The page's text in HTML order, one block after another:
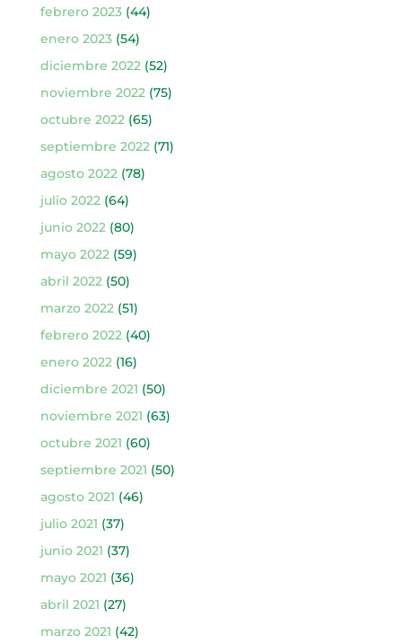
febrero 2023(44)
enero 2023(54)
diciembre 2022(52)
noviembre 2022(75)
octubre 2022(65)
septiembre 2022(71)
agosto 2022(78)
julio 2022(64)
junio 2022(80)
mayo 2022(59)
abril 2022(50)
marzo 2022(51)
febrero 2022(40)
enero 2022(16)
diciembre 2021 (50)
noviembre 2021 (63)
octubre 2021 (60)
septiembre 2021 (50)
agosto 2021 (46)
julio 2021 (37)
junio 2021 (37)
mayo 2021 (36)
abril 2021 (27)
marzo 2021 (42)